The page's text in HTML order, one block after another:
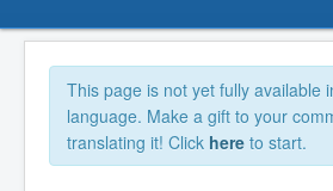
This page is not yet fully available
language. Make a gift to your
translating it! Click here to start.